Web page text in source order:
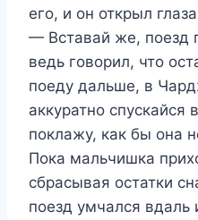
его, и он открыл
— Вставай же, поезд
ведь говорил, что
поеду дальше, в
аккуратно
поклажу, как бы она
Пока мальчишка
сбрасывая остатки
поезд умчался вдаль